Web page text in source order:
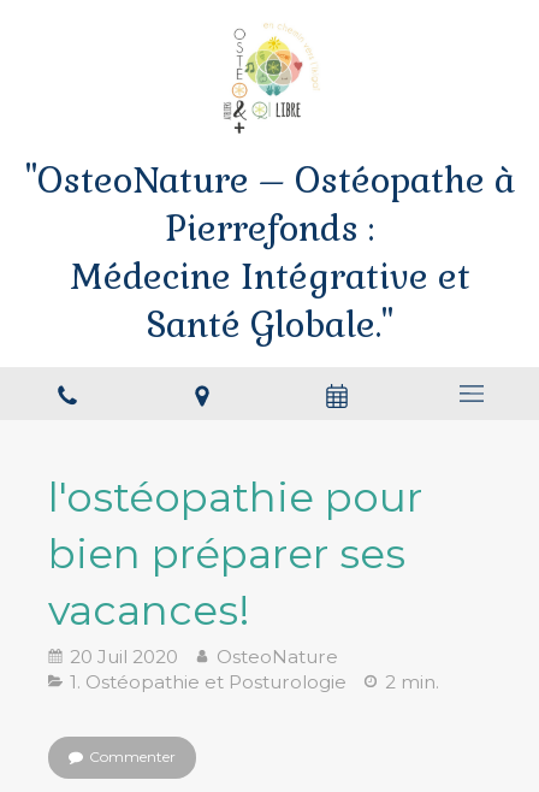
"OsteoNature – Ostéopathe à
Pierrefonds :
Médecine Intégrative et
Santé Globale."
l'ostéopathie pour
bien préparer ses
vacances!
20 Juil 2020
OsteoNature
1. Ostéopathie et Posturologie
2 min.
Commenter